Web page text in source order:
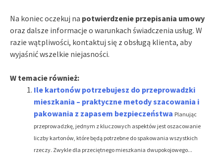
Na koniec oczekuj na potwierdzenie przepisania umowy
oraz dalsze informacje o warunkach świadczenia usług. W
razie wątpliwości, kontaktuj się z obsługą klienta, aby
wyjaśnić wszelkie niejasności.
W temacie również:
Ile kartonów potrzebujesz do przeprowadzki
mieszkania – praktyczne metody szacowania i
pakowania z zapasem bezpieczeństwa Planując
przeprowadzkę, jednym z kluczowych aspektów jest oszacowanie
liczby kartonów, które będą potrzebne do spakowania wszystkich
rzeczy. Zwykle dla przeciętnego mieszkania dwupokojowego...